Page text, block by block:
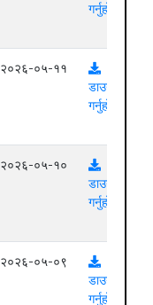
गर्नुहोस्
२०२६-०५-११
डाउनलोड
गर्नुहोस्
२०२६-०५-१०
डाउनलोड
गर्नुहोस्
२०२६-०५-०९
डाउनलोड
गर्नुहोस्